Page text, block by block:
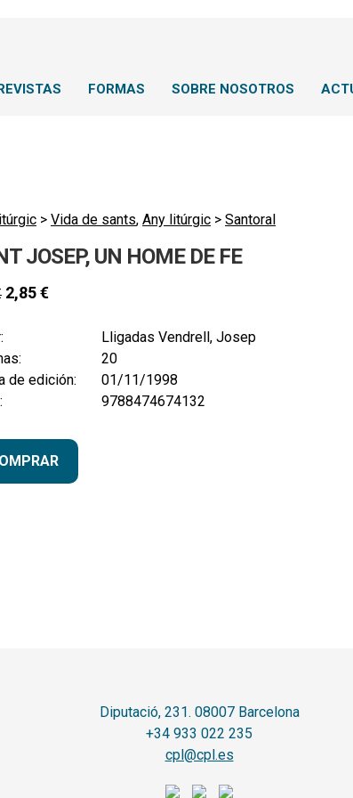
FORMAS SOBRE NOSOTROS
> Vida de sants, Any litúrgic > Santoral
JOSEP, UN HOME DE FE
2,85€
Lligadas Vendrell, Josep
20
de edición:
01/11/1998
9788474674132
Diputació, 231. 08007 Barcelona
+34 933 022 235
cpl@cpl.es